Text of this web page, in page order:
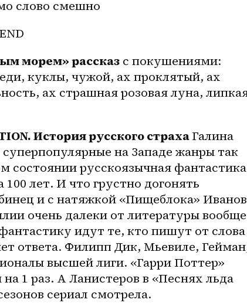
слово смешно
морем» рассказ с покушениями:
куклы, чужой, ах проклятый, ах
ах страшная розовая луна,
История русского страха Галина
на Западе жанры так
состоянии русскоязычная
лет. И что грустно догонять
и с натяжкой «Пищеблока»
очень далеки от литературы
идут те, кто пишут от слова
ответа. Филипп Дик, Мьевиле,
высшей лиги. «Гарри Поттер»
1 раз. А Ланистеров в «Песнях льда
сериал смотрела.